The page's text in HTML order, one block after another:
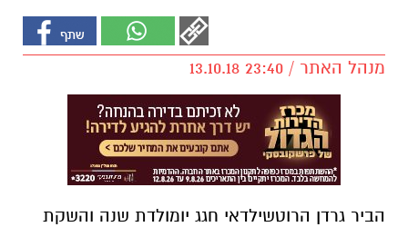
מנהל האתר / 23:40 13.10.18
הביר גרדן הרוטשילדאי חגג יומולדת שנה והשקת